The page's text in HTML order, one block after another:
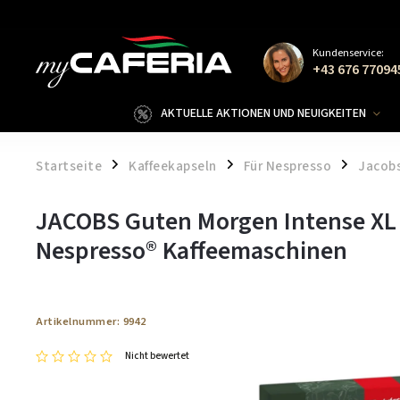
Kundenservice:
+43 676
AKTUELLE AKTIONEN UND NEUIGKEITEN
Startseite / Kaffeekapseln / Für Nespresso /
JACOBS Guten Morgen Intense
Nespresso® Kaffeemaschinen
Artikelnummer: 9942
Nicht bewertet